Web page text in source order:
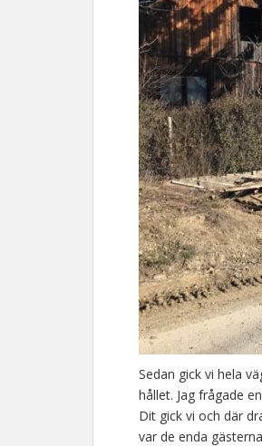
Sedan gick vi hela
hållet. Jag frågade
Dit gick vi och där
var de enda